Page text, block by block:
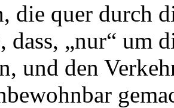
die quer durch
dass, „nur“ um
und den